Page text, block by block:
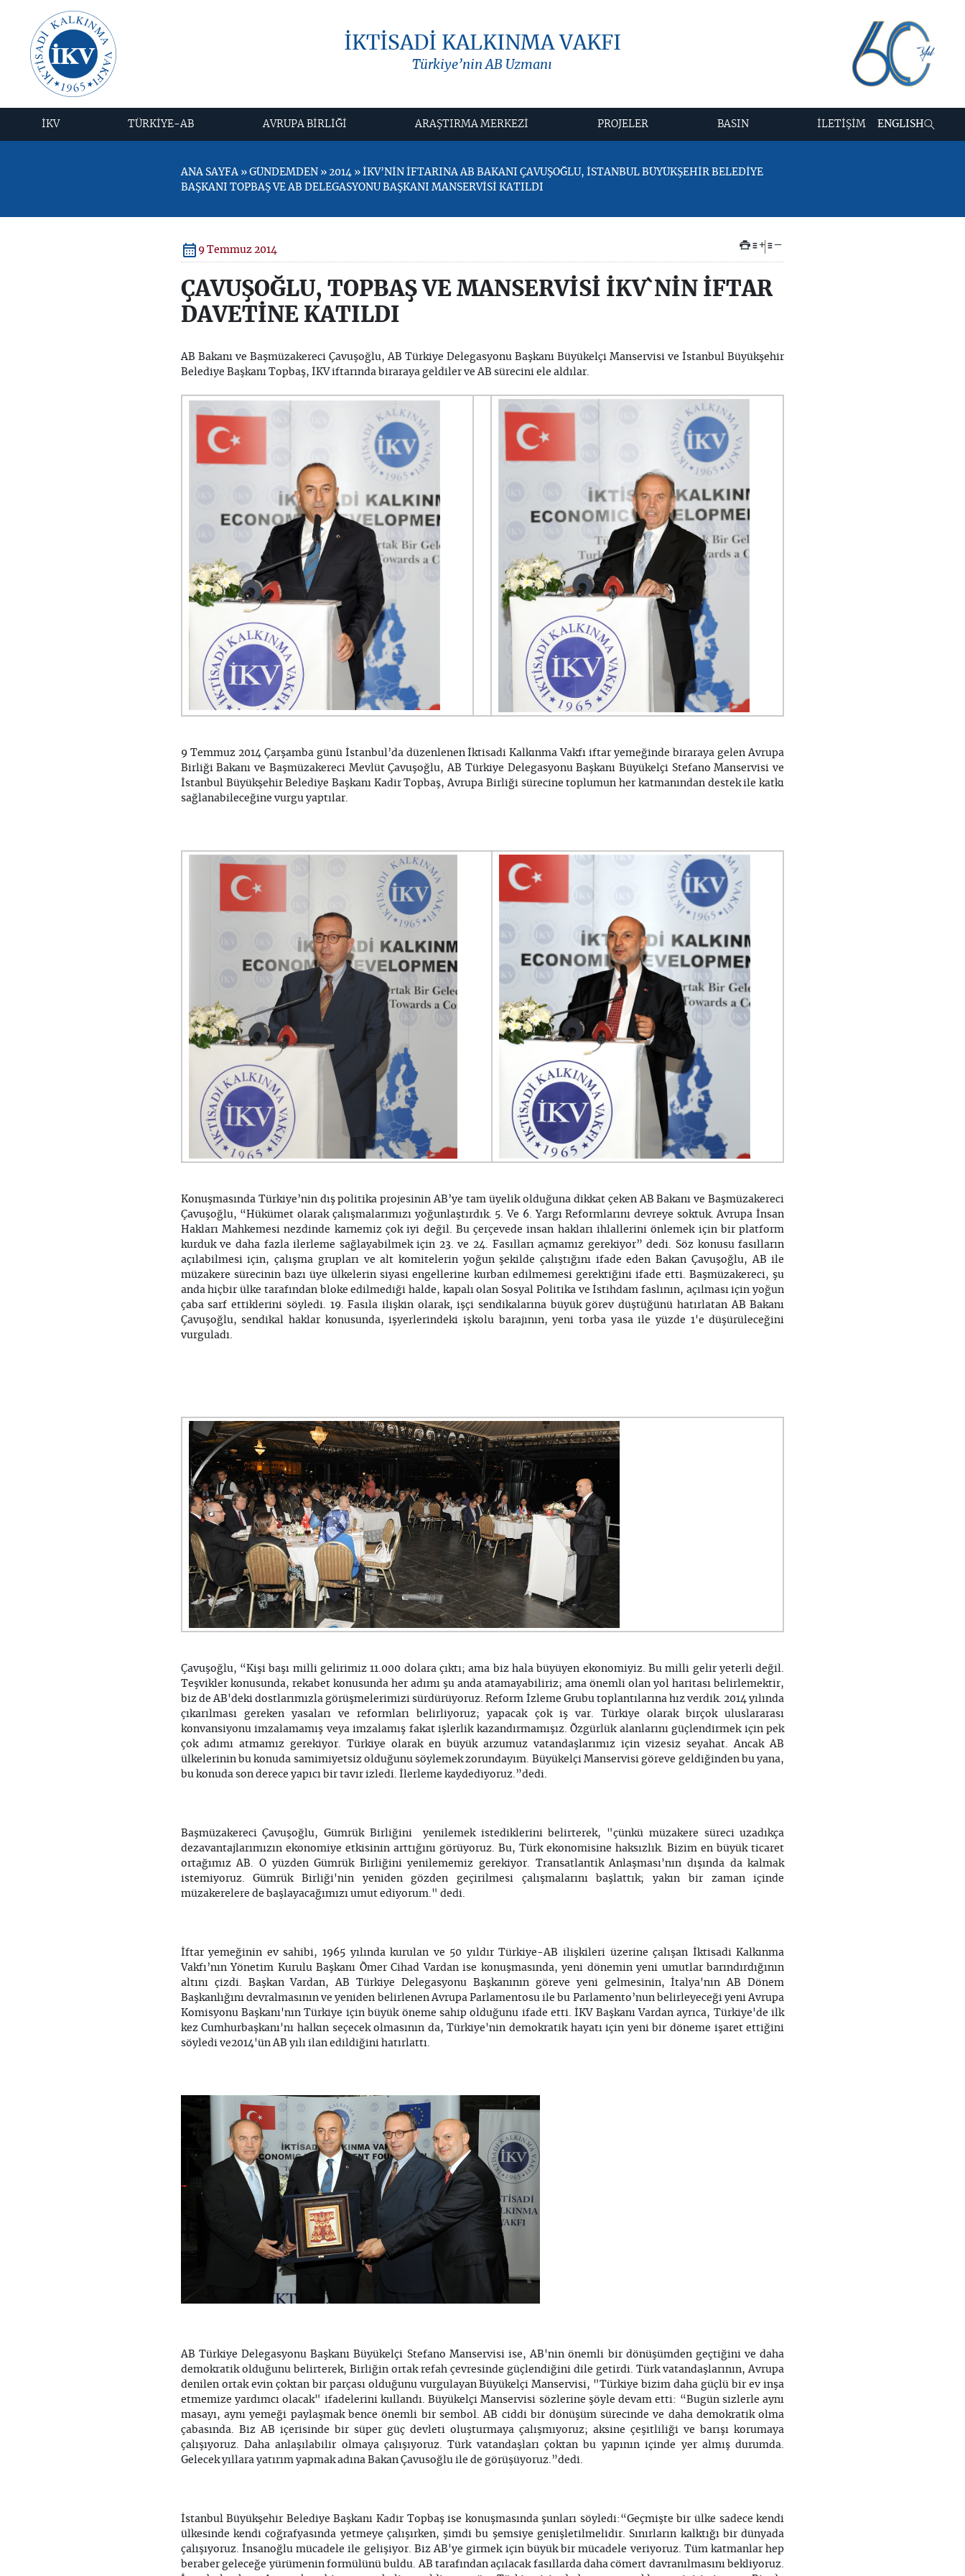
İKTİSADİ KALKINMA VAKFI
Türkiye’nin AB Uzmanı
İKV TÜRKİYE-AB AVRUPA BİRLİĞİ ARAŞTIRMA MERKEZİ PROJELER BASIN İLETİŞİM ENGLISH
ANA SAYFA » GÜNDEMDEN » 2014 » İKV’NİN İFTARINA AB BAKANI ÇAVUŞOĞLU, İSTANBUL BÜYÜKŞEHİR BELEDİYE
BAŞKANI TOPBAŞ VE AB DELEGASYONU BAŞKANI MANSERVİSİ KATILDI
9 Temmuz 2014 + –
ÇAVUŞOĞLU, TOPBAŞ VE MANSERVİSİ İKV`NİN İFTAR
DAVETİNE KATILDI
AB Bakanı ve Başmüzakereci Çavuşoğlu, AB Türkiye Delegasyonu Başkanı Büyükelçi Manservisi ve İstanbul Büyükşehir
Belediye Başkanı Topbaş, İKV iftarında biraraya geldiler ve AB sürecini ele aldılar.
9 Temmuz 2014 Çarşamba günü İstanbul’da düzenlenen İktisadi Kalkınma Vakfı iftar yemeğinde biraraya gelen Avrupa
Birliği Bakanı ve Başmüzakereci Mevlüt Çavuşoğlu, AB Türkiye Delegasyonu Başkanı Büyükelçi Stefano Manservisi ve
İstanbul Büyükşehir Belediye Başkanı Kadir Topbaş, Avrupa Birliği sürecine toplumun her katmanından destek ile katkı
sağlanabileceğine vurgu yaptılar.
Konuşmasında Türkiye’nin dış politika projesinin AB’ye tam üyelik olduğuna dikkat çeken AB Bakanı ve Başmüzakereci
Çavuşoğlu, “Hükümet olarak çalışmalarımızı yoğunlaştırdık. 5. Ve 6. Yargı Reformlarını devreye soktuk. Avrupa İnsan
Hakları Mahkemesi nezdinde karnemiz çok iyi değil. Bu çerçevede insan hakları ihlallerini önlemek için bir platform
kurduk ve daha fazla ilerleme sağlayabilmek için 23. ve 24. Fasılları açmamız gerekiyor” dedi. Söz konusu fasılların
açılabilmesi için, çalışma grupları ve alt komitelerin yoğun şekilde çalıştığını ifade eden Bakan Çavuşoğlu, AB ile
müzakere sürecinin bazı üye ülkelerin siyasi engellerine kurban edilmemesi gerektiğini ifade etti. Başmüzakereci, şu
anda hiçbir ülke tarafından bloke edilmediği halde, kapalı olan Sosyal Politika ve İstihdam faslının, açılması için yoğun
çaba sarf ettiklerini söyledi. 19. Fasıla ilişkin olarak, işçi sendikalarına büyük görev düştüğünü hatırlatan AB Bakanı
Çavuşoğlu, sendikal haklar konusunda, işyerlerindeki işkolu barajının, yeni torba yasa ile yüzde 1'e düşürüleceğini
vurguladı.
Çavuşoğlu, “Kişi başı milli gelirimiz 11.000 dolara çıktı; ama biz hala büyüyen ekonomiyiz. Bu milli gelir yeterli değil.
Teşvikler konusunda, rekabet konusunda her adımı şu anda atamayabiliriz; ama önemli olan yol haritası belirlemektir,
biz de AB'deki dostlarımızla görüşmelerimizi sürdürüyoruz. Reform İzleme Grubu toplantılarına hız verdik. 2014 yılında
çıkarılması gereken yasaları ve reformları belirliyoruz; yapacak çok iş var. Türkiye olarak birçok uluslararası
konvansiyonu imzalamamış veya imzalamış fakat işlerlik kazandırmamışız. Õzgürlük alanlarını güçlendirmek için pek
çok adımı atmamız gerekiyor. Türkiye olarak en büyük arzumuz vatandaşlarımız için vizesiz seyahat. Ancak AB
ülkelerinin bu konuda samimiyetsiz olduğunu söylemek zorundayım. Büyükelçi Manservisi göreve geldiğinden bu yana,
bu konuda son derece yapıcı bir tavır izledi. İlerleme kaydediyoruz.”dedi.
Başmüzakereci Çavuşoğlu, Gümrük Birliğini yenilemek istediklerini belirterek, "çünkü müzakere süreci uzadıkça
dezavantajlarımızın ekonomiye etkisinin arttığını görüyoruz. Bu, Türk ekonomisine haksızlık. Bizim en büyük ticaret
ortağımız AB. O yüzden Gümrük Birliğini yenilememiz gerekiyor. Transatlantik Anlaşması'nın dışında da kalmak
istemiyoruz. Gümrük Birliği'nin yeniden gözden geçirilmesi çalışmalarını başlattık; yakın bir zaman içinde
müzakerelere de başlayacağımızı umut ediyorum." dedi.
İftar yemeğinin ev sahibi, 1965 yılında kurulan ve 50 yıldır Türkiye-AB ilişkileri üzerine çalışan İktisadi Kalkınma
Vakfı’nın Yönetim Kurulu Başkanı Õmer Cihad Vardan ise konuşmasında, yeni dönemin yeni umutlar barındırdığının
altını çizdi. Başkan Vardan, AB Türkiye Delegasyonu Başkanının göreve yeni gelmesinin, İtalya'nın AB Dönem
Başkanlığını devralmasının ve yeniden belirlenen Avrupa Parlamentosu ile bu Parlamento’nun belirleyeceği yeni Avrupa
Komisyonu Başkanı'nın Türkiye için büyük öneme sahip olduğunu ifade etti. İKV Başkanı Vardan ayrıca, Türkiye'de ilk
kez Cumhurbaşkanı'nı halkın seçecek olmasının da, Türkiye'nin demokratik hayatı için yeni bir döneme işaret ettiğini
söyledi ve2014'ün AB yılı ilan edildiğini hatırlattı.
AB Türkiye Delegasyonu Başkanı Büyükelçi Stefano Manservisi ise, AB'nin önemli bir dönüşümden geçtiğini ve daha
demokratik olduğunu belirterek, Birliğin ortak refah çevresinde güçlendiğini dile getirdi. Türk vatandaşlarının, Avrupa
denilen ortak evin çoktan bir parçası olduğunu vurgulayan Büyükelçi Manservisi, "Türkiye bizim daha güçlü bir ev inşa
etmemize yardımcı olacak" ifadelerini kullandı. Büyükelçi Manservisi sözlerine şöyle devam etti: “Bugün sizlerle aynı
masayı, aynı yemeği paylaşmak bence önemli bir sembol. AB ciddi bir dönüşüm sürecinde ve daha demokratik olma
çabasında. Biz AB içerisinde bir süper güç devleti oluşturmaya çalışmıyoruz; aksine çeşitliliği ve barışı korumaya
çalışıyoruz. Daha anlaşılabilir olmaya çalışıyoruz. Türk vatandaşları çoktan bu yapının içinde yer almış durumda.
Gelecek yıllara yatırım yapmak adına Bakan Çavusoğlu ile de görüşüyoruz.”dedi.
İstanbul Büyükşehir Belediye Başkanı Kadir Topbaş ise konuşmasında şunları söyledi:“Geçmişte bir ülke sadece kendi
ülkesinde kendi coğrafyasında yetmeye çalışırken, şimdi bu şemsiye genişletilmelidir. Sınırların kalktığı bir dünyada
çalışıyoruz. İnsanoğlu mücadele ile gelişiyor. Biz AB'ye girmek için büyük bir mücadele veriyoruz. Tüm katmanlar hep
beraber geleceğe yürümenin formülünü buldu. AB tarafından açılacak fasıllarda daha cömert davranılmasını bekliyoruz.